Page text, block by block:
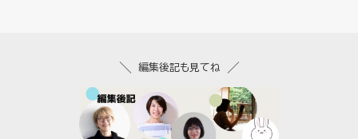
編集後記も見てね